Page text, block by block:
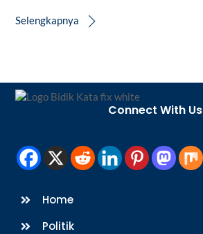
Selengkapnya
Back
Connect With Us
Home
Politik